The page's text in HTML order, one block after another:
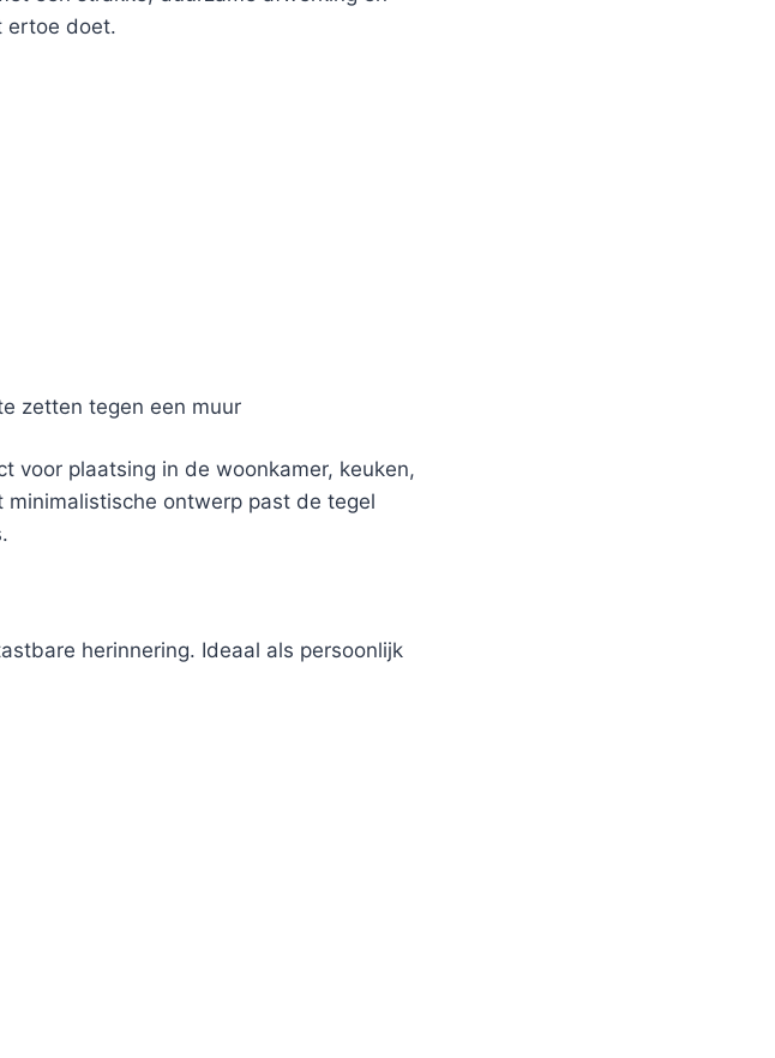
ertoe doet.
zetten tegen een muur
voor plaatsing in de woonkamer, keuken,
minimalistische ontwerp past de tegel
herinnering. Ideaal als persoonlijk